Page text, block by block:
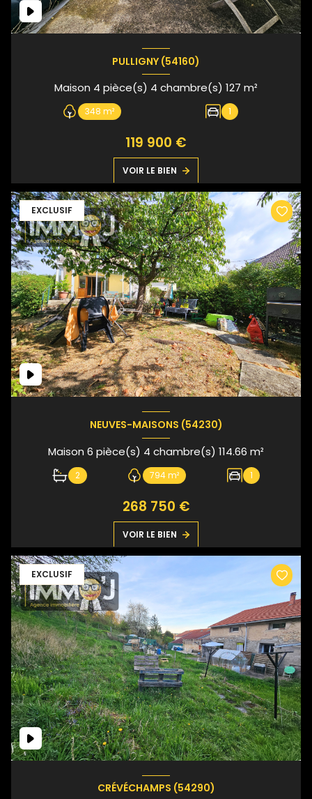
PULLIGNY (54160)
Maison 4 pièce(s) 4 chambre(s) 127 m²
348 m² 1
119 900 €
VOIR LE BIEN
EXCLUSIF
NEUVES-MAISONS (54230)
Maison 6 pièce(s) 4 chambre(s) 114.66 m²
2 794 m² 1
268 750 €
VOIR LE BIEN
EXCLUSIF
CRÉVÉCHAMPS (54290)